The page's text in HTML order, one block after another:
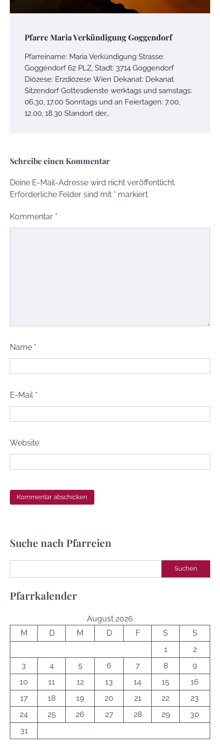
Pfarre Maria Verkündigung Goggendorf
Pfarreiname: Maria Verkündigung Strasse:
Goggendorf 62 PLZ, Stadt: 3714 Goggendorf
Diözese: Erzdiözese Wien Dekanat: Dekanat
Sitzendorf Gottesdienste werktags und samstags:
06.30, 17.00 Sonntags und an Feiertagen: 7.00,
12.00, 18.30 Standort der…
Schreibe einen Kommentar
Deine E-Mail-Adresse wird nicht veröffentlicht.
Erforderliche Felder sind mit * markiert
Kommentar *
Name *
E-Mail *
Website
Suche nach Pfarreien
Suchen
Pfarrkalender
August 2026
M
D M D F S
S
1
2
3
4 5 6 7 8
9
10
11 12 13 14 15
16
17
18 19 20 21 22
23
24
25 26 27 28 29
30
31